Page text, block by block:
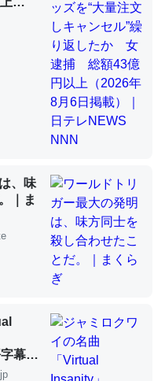
素も不足してて両方に不
」とあって面白い。海に
モ）はカルシウムを使わ
素が違うのか？
大量に使う脊椎動物と貝
だと殻を無くしてナメク
、味
｜ま
幕付